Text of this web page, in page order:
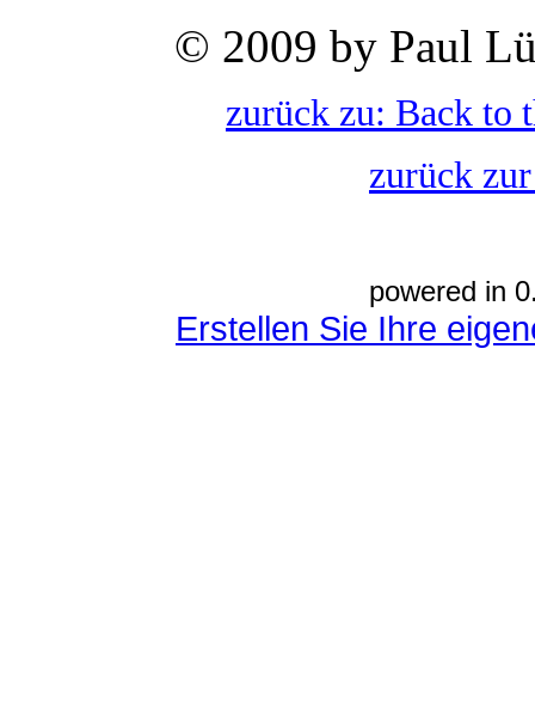
© 2009 by Paul
zurück zu: Back to
zurück
powered in
Erstellen Sie Ihre